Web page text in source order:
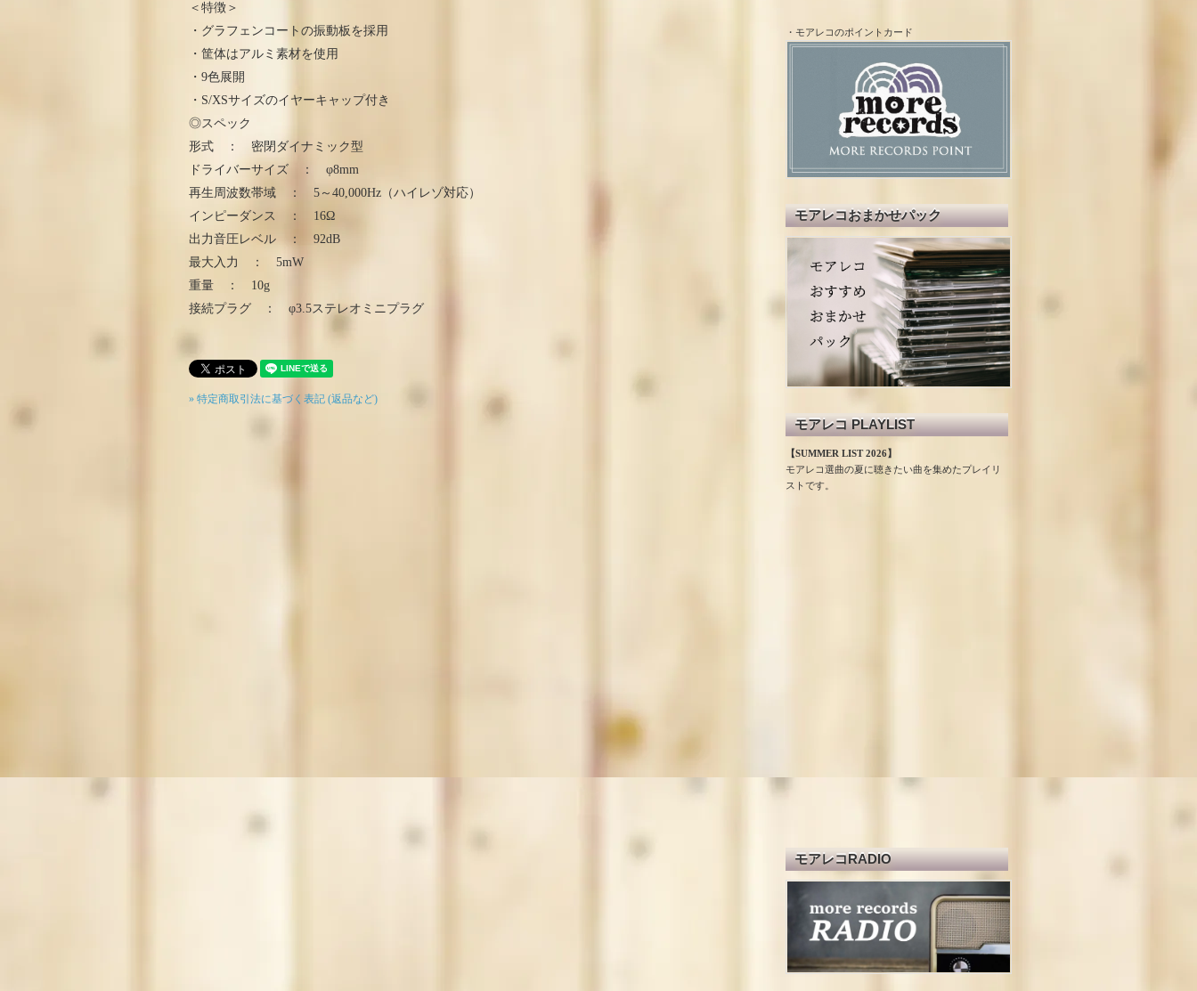
＜特徴＞
・グラフェンコートの振動板を採用
・筐体はアルミ素材を使用
・9色展開
・S/XSサイズのイヤーキャップ付き
◎スペック
形式 ： 密閉ダイナミック型
ドライバーサイズ ： φ8mm
再生周波数帯域 ： 5～40,000Hz（ハイレゾ対応）
インピーダンス ： 16Ω
出力音圧レベル ： 92dB
最大入力 ： 5mW
重量 ： 10g
接続プラグ ： φ3.5ステレオミニプラグ
» 特定商取引法に基づく表記 (返品など)
・モアレコのポイントカード
モアレコおまかせパック
モアレコ PLAYLIST
【SUMMER LIST 2026】
モアレコ選曲の夏に聴きたい曲を集めたプレイリ
ストです。
モアレコRADIO